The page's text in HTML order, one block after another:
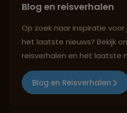
Persoonlijk en deskundig
Best beoordeelde
Blog en reisverhalen
Op zoek naar inspiratie
het laatste nieuws? Bekijk
reisverhalen en het laatste
Blog en Reisverhalen